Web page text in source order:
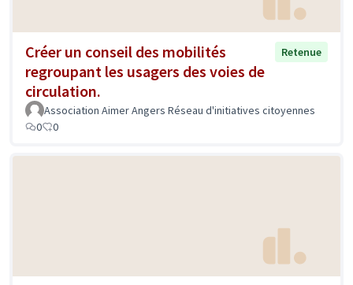
Créer un conseil des mobilités
regroupant les usagers des voies de
circulation.
Retenue
Association Aimer Angers Réseau d'initiatives citoyennes
0
0